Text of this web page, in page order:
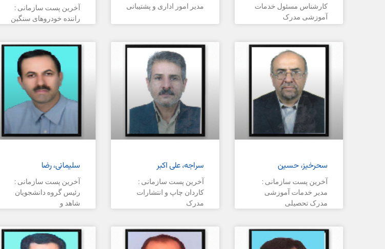
کارشناس مسئول خدمات
آموزشی مدرک
مدیر امور اداری و پشتیبانی
آخرین پست سازمانی :
راننده خودروهای سنگین
سحرخیز، حسین
آخرین پست سازمانی :
مدیر خدمات آموزشی
مدرک تحصیلی
سراجه، علی اکبر
آخرین پست سازمانی :
کاردان چاپ و انتشارات
مدرک
سلیمانی، رضا
آخرین پست سازمانی :
رئیس گروه دانشجویان
شاهد و